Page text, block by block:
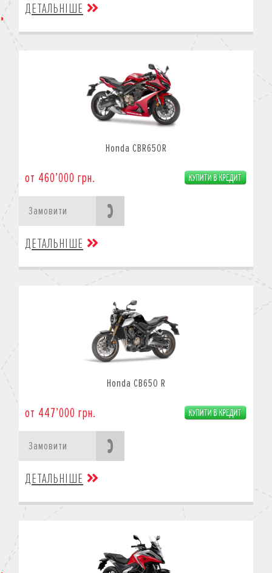
ДЕТАЛЬНІШЕ
Honda CBR650R
от 460’000 грн.
Замовити
ДЕТАЛЬНІШЕ
Honda CB650 R
от 447’000 грн.
Замовити
ДЕТАЛЬНІШЕ